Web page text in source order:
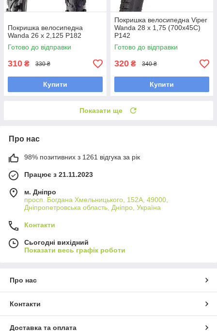
Покришка велосипедна
Wanda 26 x 2,125 P182
Готово до відправки
310 ₴ 330 ₴
Купити
Покришка велосипедна Viper
Wanda 28 х 1,75 (700x45C)
P142
Готово до відправки
320 ₴ 340 ₴
Купити
Показати ще
Про нас
98% позитивних з 1261 відгука за рік
Працює з 21.11.2023
м. Дніпро
просп. Богдана Хмельницького, 152А, 49000,
Дніпропетровська область, Дніпро, Україна
Контакти
Сьогодні вихідний
Показати весь графік роботи
Про нас
Контакти
Доставка та оплата